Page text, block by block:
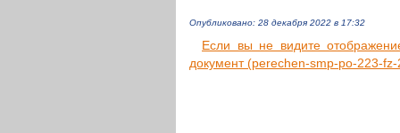
Опубликовано: 28 декабря 2022 в 17:32
Если вы не видите
доку­мент (perechen-smp-po-223-fz-